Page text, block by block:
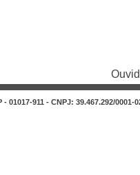
911 - CNPJ: 39.467.292/0001-